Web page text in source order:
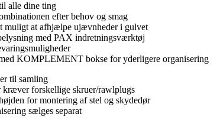
alle dine ting
efter behov og smag
muligt at afhjælpe ujævnheder i gulvet
med PAX indretningsværktøj
KOMPLEMENT bokse for yderligere organisering
til samling
forskellige skruer/rawlplugs
for montering af stel og skydedør
sælges separat